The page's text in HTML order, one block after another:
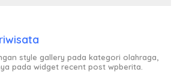
style gallery pada kategori olahraga,
pada widget recent post wpberita.